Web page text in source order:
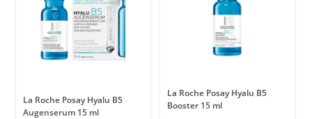
La Roche Posay Hyalu B5
Augenserum 15 ml
La Roche Posay Hyalu B5
Booster 15 ml